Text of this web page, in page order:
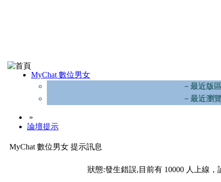
MyChat 數位男女
－最近版
－最近瀏
»
論壇提示
MyChat 數位男女 提示訊息
狀態:發生錯誤,目前有 10000 人上線